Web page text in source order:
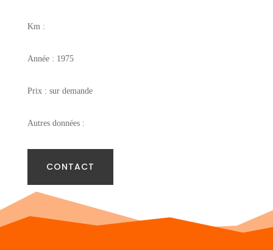
Km :
Année : 1975
Prix : sur demande
Autres données :
CONTACT